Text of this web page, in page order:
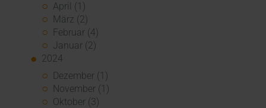
April (1)
März (2)
Februar (4)
Januar (2)
2024
Dezember (1)
November (1)
Oktober (3)